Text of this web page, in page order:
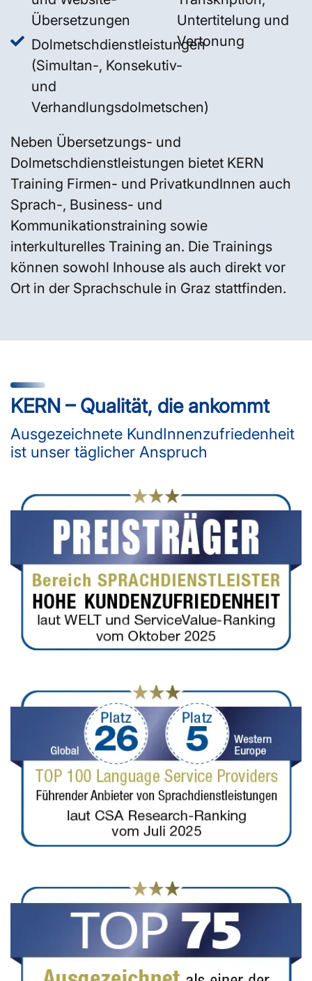
Übersetzungen
Dolmetschdienstleistungen
(Simultan-, Konsekutiv-
und
Verhandlungsdolmetschen)
Untertitelung und
Vertonung
Neben Übersetzungs- und
Dolmetschdienstleistungen bietet KERN
Training Firmen- und PrivatkundInnen auch
Sprach-, Business- und
Kommunikationstraining sowie
interkulturelles Training an. Die Trainings
können sowohl Inhouse als auch direkt vor
Ort in der Sprachschule in Graz stattfinden.
KERN – Qualität, die ankommt
Ausgezeichnete KundInnenzufriedenheit
ist unser täglicher Anspruch